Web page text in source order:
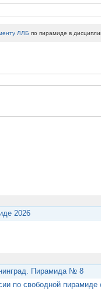
ЛЛБ по пирамиде в
2026
Пирамида № 8
по свободной